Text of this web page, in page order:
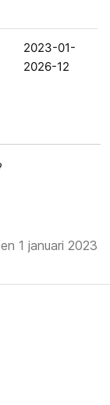
2023-01-
2026-12
1 januari 2023